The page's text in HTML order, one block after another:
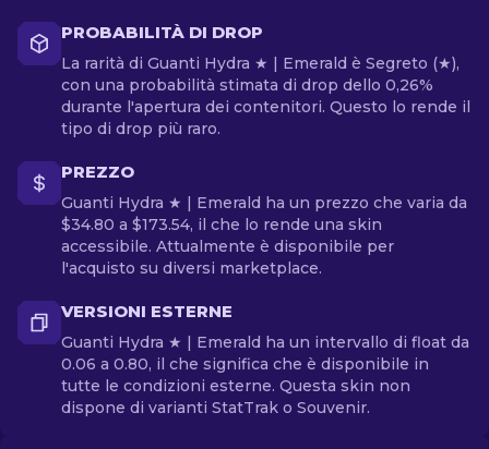
PROBABILITÀ DI DROP
La rarità di Guanti Hydra ★ | Emerald è Segreto (★),
con una probabilità stimata di drop dello 0,26%
durante l'apertura dei contenitori. Questo lo rende il
tipo di drop più raro.
PREZZO
Guanti Hydra ★ | Emerald ha un prezzo che varia da
$34.80 a $173.54, il che lo rende una skin
accessibile. Attualmente è disponibile per
l'acquisto su diversi marketplace.
VERSIONI ESTERNE
Guanti Hydra ★ | Emerald ha un intervallo di float da
0.06 a 0.80, il che significa che è disponibile in
tutte le condizioni esterne. Questa skin non
dispone di varianti StatTrak o Souvenir.